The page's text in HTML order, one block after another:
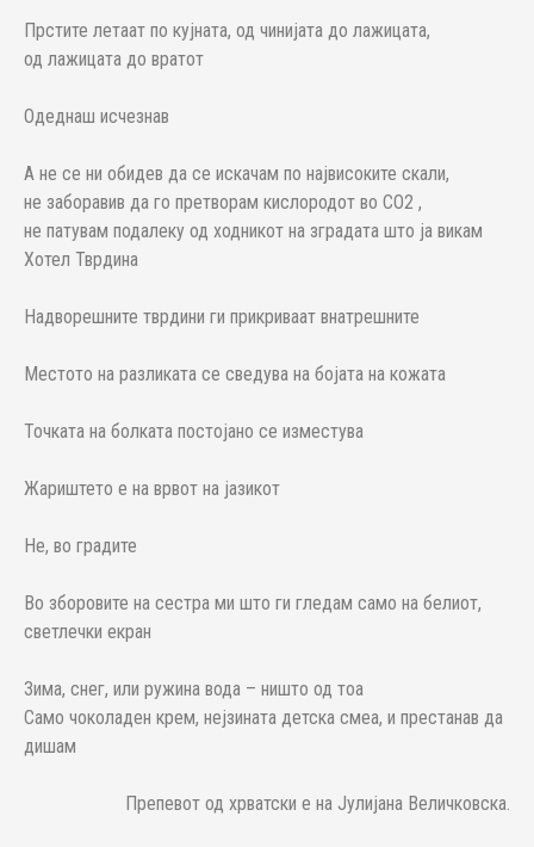
Прстите летаат по кујната, од чинијата до лажицата,
од лажицата до вратот
Одеднаш исчезнав
А не се ни обидев да се искачам по највисоките скали,
не заборавив да го претворам кислородот во CO2 ,
не патувам подалеку од ходникот на зградата што ја викам
Хотел Тврдина
Надворешните тврдини ги прикриваат внатрешните
Местото на разликата се сведува на бојата на кожата
Точката на болката постојано се изместува
Жариштето е на врвот на јазикот
Не, во градите
Во зборовите на сестра ми што ги гледам само на белиот,
светлечки екран
Зима, снег, или ружина вода – ништо од тоа
Само чоколаден крем, нејзината детска смеа, и престанав да
дишам
Препевот од хрватски е на Јулијана Величковска.